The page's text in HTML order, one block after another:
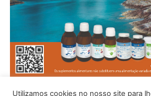
Utilizamos cookies no nosso site para